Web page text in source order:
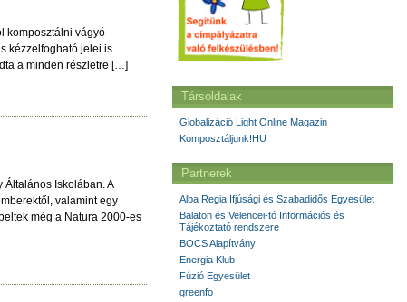
komposztálni vágyó
kézzelfogható jelei is
a minden részletre […]
Általános Iskolában. A
valamint egy
még a Natura 2000-es
Társoldalak
Globalizáció Light Online Magazin
Komposztáljunk!HU
Partnerek
Alba Regia Ifjúsági és Szabadidős Egyesület
Balaton és Velencei-tó Információs és
Tájékoztató rendszere
BOCS Alapítvány
Energia Klub
Fúzió Egyesület
greenfo